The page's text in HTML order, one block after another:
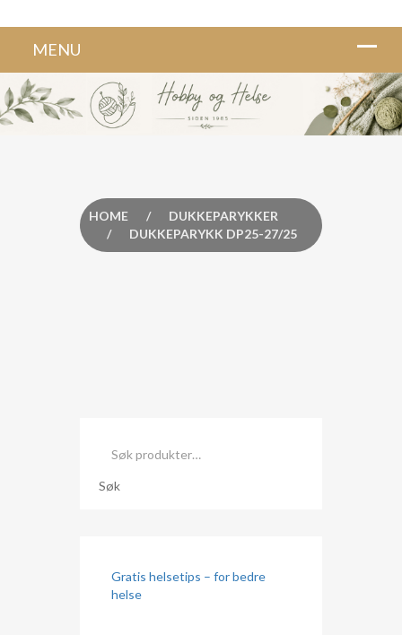
HOME /
DUKKEPARYKKER
/
DUKKEPARYKK DP25-27/25
etter:
Søk
Gratis helsetips – for bedre
helse